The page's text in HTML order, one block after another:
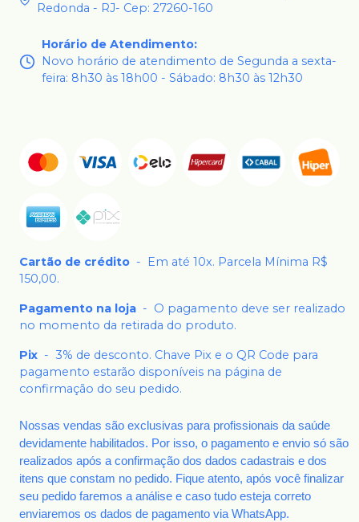
Redonda - RJ- Cep: 27260-160
Horário de Atendimento:
Novo horário de atendimento de Segunda a sexta-
feira: 8h30 às 18h00 - Sábado: 8h30 às 12h30
Cartão de crédito -
Em até 10x. Parcela Mínima R$
150,00.
Pagamento na loja - O pagamento deve ser realizado
no momento da retirada do produto.
Pix - 3% de desconto. Chave Pix e o QR Code para
pagamento estarão disponíveis na página de
confirmação do seu pedido.
Nossas vendas são exclusivas para profissionais da saúde
devidamente habilitados. Por isso, o pagamento e envio só são
realizados após a confirmação dos dados cadastrais e dos
itens que constam no pedido. Fique atento, após você finalizar
seu pedido faremos a análise e caso tudo esteja correto
enviaremos os dados de pagamento via WhatsApp.